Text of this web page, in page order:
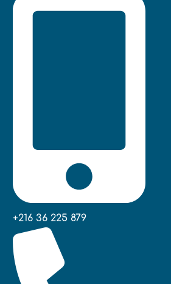
+216 36 225 879